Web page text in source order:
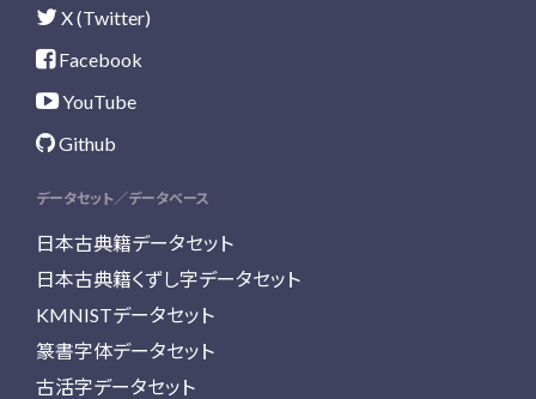
X (Twitter)
Facebook
YouTube
Github
データセット／データベース
日本古典籍データセット
日本古典籍くずし字データセット
KMNISTデータセット
篆書字体データセット
古活字データセット